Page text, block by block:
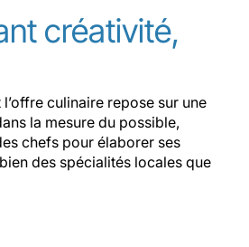
créativité,
culinaire repose sur une
la mesure du possible,
chefs pour élaborer ses
des spécialités locales que